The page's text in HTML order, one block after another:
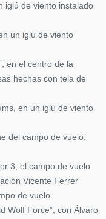
iglú de viento instalado
un iglú de viento
en el centro de la
hechas con tela de
en un iglú de viento
del campo de vuelo:
3, el campo de vuelo
Vicente Ferrer
de vuelo
Wolf Force”, con Álvaro